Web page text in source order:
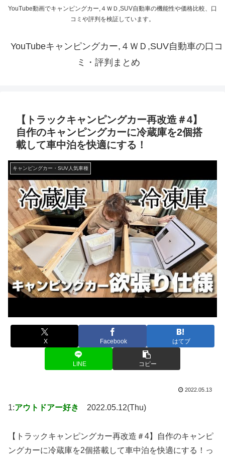
YouTube動画でキャンピングカー,４ＷＤ,SUV自動車の機能性や価格比較、口
コミや評判を検証しています。
YouTubeキャンピングカー,４ＷＤ,SUV自動車の口コ
ミ・評判まとめ
【トラックキャンピングカー再改造＃4】
自作のキャンピングカーに冷蔵庫を2個搭
載して車中泊を快適にする！
キャンピングカー・SUV人気車種
X Facebook はてブ
LINE コピー
2022.05.13
1:アウトドアー好き 2022.05.12(Thu)
【トラックキャンピングカー再改造＃4】自作のキャンピ
ングカーに冷蔵庫を2個搭載して車中泊を快適にする！っ